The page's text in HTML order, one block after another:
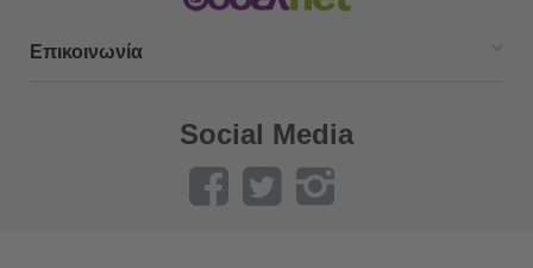
Επικοινωνία
Social Media